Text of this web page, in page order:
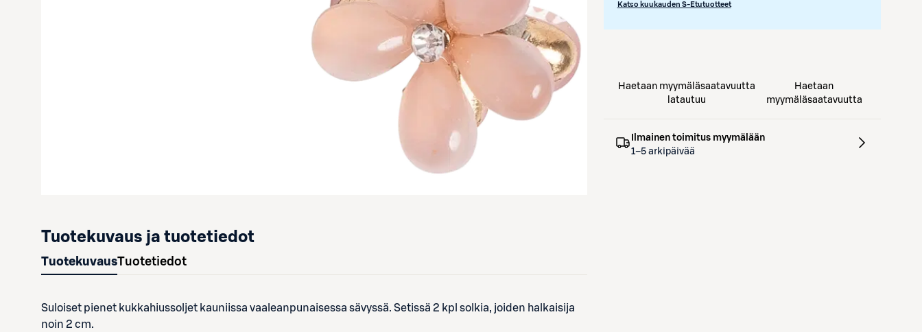
Katso kuukauden S-Etutuotteet
Haetaan myymäläsaatavuutta
latautuu
Haetaan
myymäläsaatavuutta
Ilmainen toimitus myymälään
1–5 arkipäivää
Tuotekuvaus ja tuotetiedot
TuotekuvausTuotetiedot
Suloiset pienet kukkahiussoljet kauniissa vaaleanpunaisessa sävyssä. Setissä 2 kpl solkia, joiden halkaisija
noin 2 cm.